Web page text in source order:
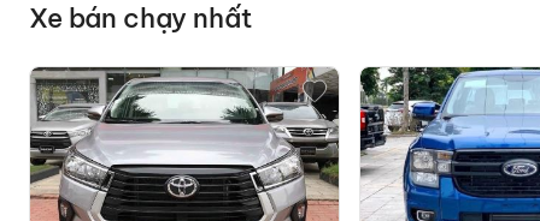
Xe bán chạy nhất